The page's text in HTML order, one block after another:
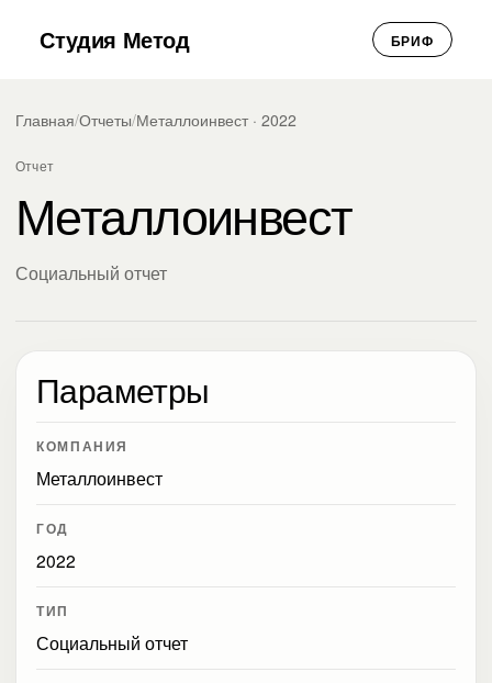
Студия Метод БРИФ
Главная/Отчеты/Металлоинвест · 2022
Отчет
Металлоинвест
Социальный отчет
Параметры
КОМПАНИЯ
Металлоинвест
ГОД
2022
ТИП
Социальный отчет